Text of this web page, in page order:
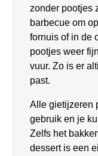
zonder pootjes
barbecue om
fornuis of in de
pootjes weer
vuur. Zo is er
past.
Alle gietijzeren
gebruik en je
Zelfs het
dessert is een